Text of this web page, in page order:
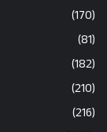
(170)
(81)
(182)
(210)
(216)